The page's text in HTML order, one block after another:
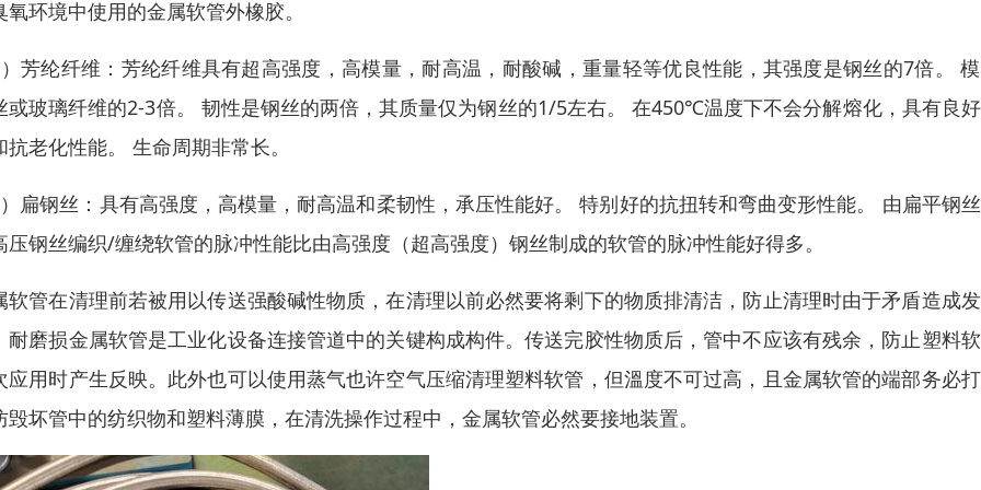
氧环境中使用的金属软管外橡胶。
芳纶纤维：芳纶纤维具有超高强度，高模量，耐高温，耐酸碱，重量轻等优良性能，其强度是钢丝的7倍。
或玻璃纤维的2-3倍。 韧性是钢丝的两倍，其质量仅为钢丝的1/5左右。 在450℃温度下不会分解熔化，具有良
抗老化性能。 生命周期非常长。
扁钢丝：具有高强度，高模量，耐高温和柔韧性，承压性能好。 特别好的抗扭转和弯曲变形性能。 由扁平钢
压钢丝编织/缠绕软管的脉冲性能比由高强度（超高强度）钢丝制成的软管的脉冲性能好得多。
软管在清理前若被用以传送强酸碱性物质，在清理以前必然要将剩下的物质排清洁，防止清理时由于矛盾造成
耐磨损金属软管是工业化设备连接管道中的关键构成构件。传送完胶性物质后，管中不应该有残余，防止塑料
应用时产生反映。此外也可以使用蒸气也许空气压缩清理塑料软管，但溫度不可过高，且金属软管的端部务必
毁坏管中的纺织物和塑料薄膜，在清洗操作过程中，金属软管必然要接地装置。